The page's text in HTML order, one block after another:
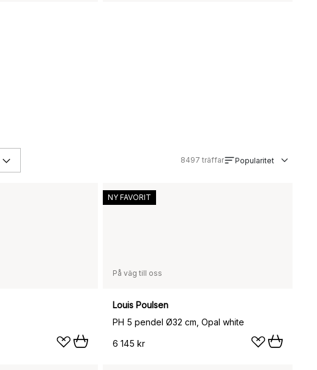
8497 träffar Popularitet
På väg till oss
Louis Poulsen
PH 5 pendel Ø32 cm, Opal white
6 145 kr
NY FAVORIT